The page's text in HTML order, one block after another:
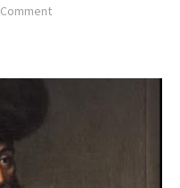
Comment